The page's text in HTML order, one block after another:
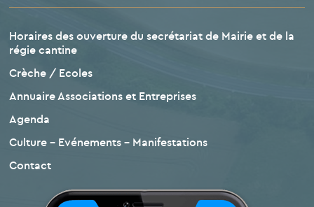
Horaires des ouverture du secrétariat de Mairie et de la
régie cantine
Crèche / Ecoles
Annuaire Associations et Entreprises
Agenda
Culture – Evénements – Manifestations
Contact